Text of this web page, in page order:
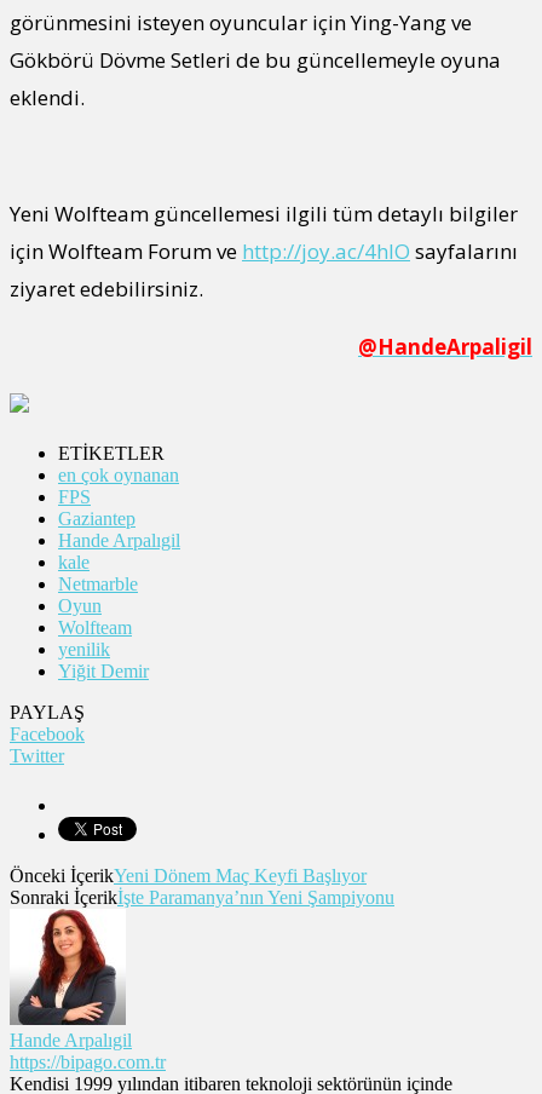
görünmesini isteyen oyuncular için Ying-Yang ve
Gökbörü Dövme Setleri de bu güncellemeyle oyuna
eklendi.
Yeni Wolfteam güncellemesi ilgili tüm detaylı bilgiler
için Wolfteam Forum ve http://joy.ac/4hlO sayfalarını
ziyaret edebilirsiniz.
@HandeArpaligil
ETİKETLER
en çok oynanan
FPS
Gaziantep
Hande Arpalıgil
kale
Netmarble
Oyun
Wolfteam
yenilik
Yiğit Demir
PAYLAŞ
Facebook
Twitter
Önceki İçerikYeni Dönem Maç Keyfi Başlıyor
Sonraki İçerikİşte Paramanya’nın Yeni Şampiyonu
Hande Arpalıgil
https://bipago.com.tr
Kendisi 1999 yılından itibaren teknoloji sektörünün içinde